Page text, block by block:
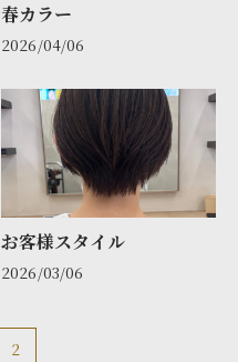
春カラー
2026/04/06
お客様スタイル
2026/03/06
2